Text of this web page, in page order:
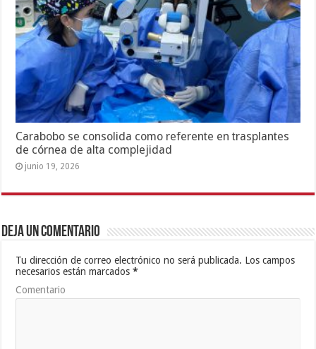
Carabobo se consolida como referente en trasplantes
de córnea de alta complejidad
junio 19, 2026
Deja un comentario
Tu dirección de correo electrónico no será publicada. Los campos
necesarios están marcados*
Comentario